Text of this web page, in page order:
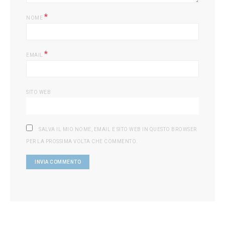
NOME *
EMAIL *
SITO WEB
SALVA IL MIO NOME, EMAIL E SITO WEB IN QUESTO BROWSER
PER LA PROSSIMA VOLTA CHE COMMENTO.